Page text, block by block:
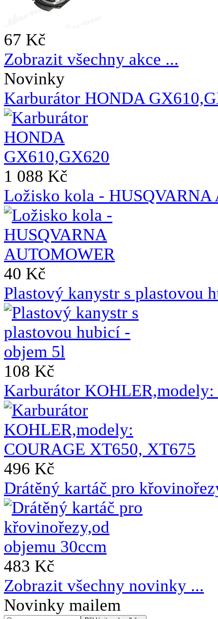
67 Kč
Zobrazit všechny akce ...
Novinky
Karburátor HONDA
1 088 Kč
Ložisko kola - HUSQVARNA
40 Kč
Plastový kanystr s plastovou
108 Kč
Karburátor
496 Kč
Drátěný kartáč pro
483 Kč
Zobrazit všechny novinky ...
Novinky mailem